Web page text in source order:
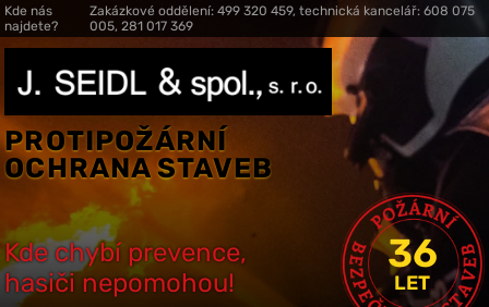
Kde nás
najdete?
Zakázkové oddělení: 499 320 459, technická kancelář: 608 075
005, 281 017 369
PROTIPOŽÁRNÍ
OCHRANA STAVEB
Kde chybí prevence,
hasiči nepomohou!
36
LET